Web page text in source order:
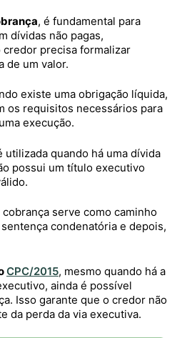
, é fundamental para
dívidas não pagas,
precisa formalizar
de um valor.
existe uma obrigação líquida,
os requisitos necessários para
execução.
utilizada quando há uma dívida
possui um título executivo
serve como caminho
condenatória e depois,
CPC/2015, mesmo quando há a
ainda é possível
Isso garante que o credor não
da perda da via executiva.